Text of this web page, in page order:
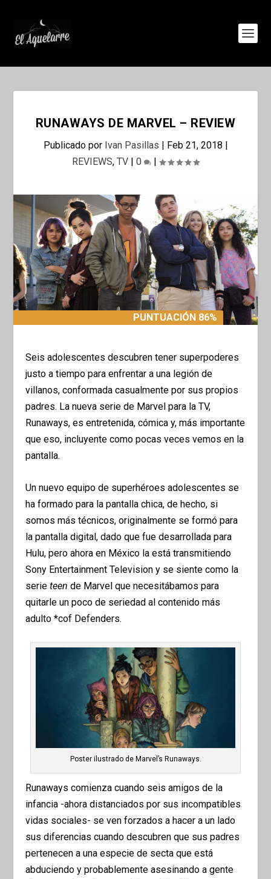
RUNAWAYS DE MARVEL – REVIEW
Publicado por Ivan Pasillas | Feb 21, 2018 |
REVIEWS, TV | 0 |
PUNTUACIÓN 86%
PUNTUACIÓN 86%
Seis adolescentes descubren tener superpoderes
justo a tiempo para enfrentar a una legión de
villanos, conformada casualmente por sus propios
padres. La nueva serie de Marvel para la TV,
Runaways, es entretenida, cómica y, más importante
que eso, incluyente como pocas veces vemos en la
pantalla.
Un nuevo equipo de superhéroes adolescentes se
ha formado para la pantalla chica, de hecho, si
somos más técnicos, originalmente se formó para
la pantalla digital, dado que fue desarrollada para
Hulu, pero ahora en México la está transmitiendo
Sony Entertainment Television y se siente como la
serieteen de Marvel que necesitábamos para
quitarle un poco de seriedad al contenido más
adulto *cof Defenders.
Poster ilustrado de Marvel’s Runaways.
Runaways comienza cuando seis amigos de la
infancia -ahora distanciados por sus incompatibles
vidas sociales- se ven forzados a hacer a un lado
sus diferencias cuando descubren que sus padres
pertenecen a una especie de secta que está
abduciendo y probablemente asesinando a gente